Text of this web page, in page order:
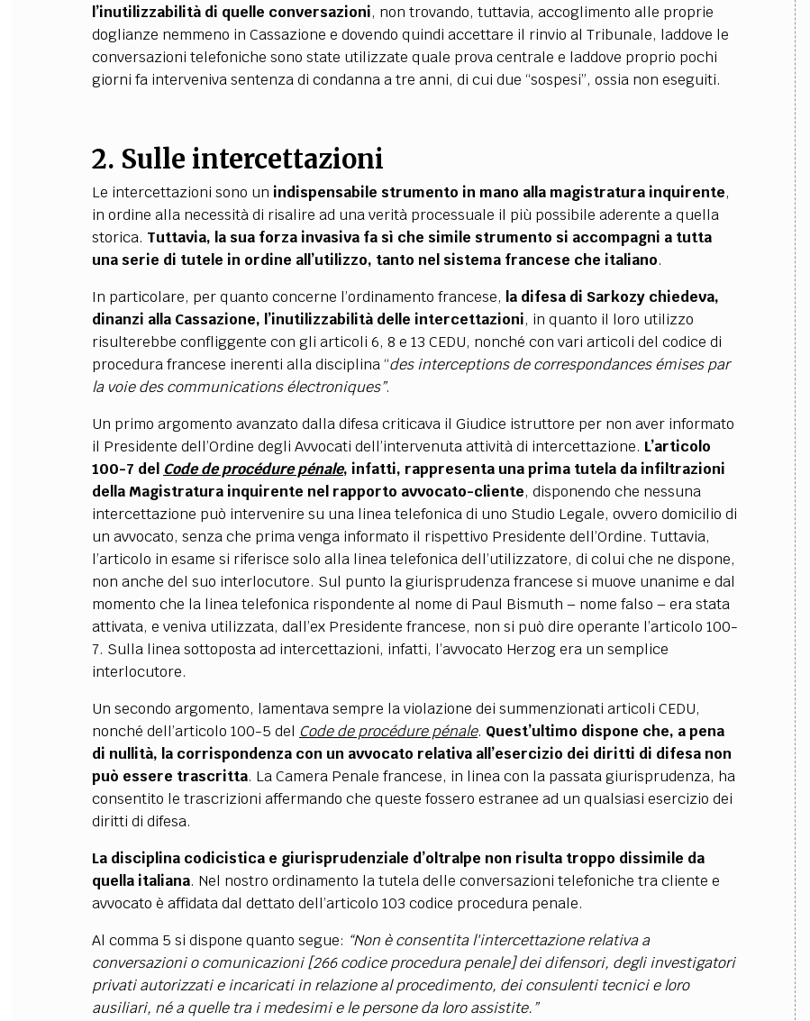
l’inutilizzabilità di quelle conversazioni, non trovando, tuttavia, accoglimento alle proprie
doglianze nemmeno in Cassazione e dovendo quindi accettare il rinvio al Tribunale, laddove le
conversazioni telefoniche sono state utilizzate quale prova centrale e laddove proprio pochi
giorni fa interveniva sentenza di condanna a tre anni, di cui due “sospesi”, ossia non eseguiti.
2. Sulle intercettazioni
Le intercettazioni sono un indispensabile strumento in mano alla magistratura inquirente,
in ordine alla necessità di risalire ad una verità processuale il più possibile aderente a quella
storica. Tuttavia, la sua forza invasiva fa sì che simile strumento si accompagni a tutta
una serie di tutele in ordine all’utilizzo, tanto nel sistema francese che italiano.
In particolare, per quanto concerne l’ordinamento francese, la difesa di Sarkozy chiedeva,
dinanzi alla Cassazione, l’inutilizzabilità delle intercettazioni, in quanto il loro utilizzo
risulterebbe confliggente con gli articoli 6, 8 e 13 CEDU, nonché con vari articoli del codice di
procedura francese inerenti alla disciplina “des interceptions de correspondances émises par
la voie des communications électroniques”.
Un primo argomento avanzato dalla difesa criticava il Giudice istruttore per non aver informato
il Presidente dell’Ordine degli Avvocati dell’intervenuta attività di intercettazione. L’articolo
100-7 del Code de procédure pénale, infatti, rappresenta una prima tutela da infiltrazioni
della Magistratura inquirente nel rapporto avvocato-cliente, disponendo che nessuna
intercettazione può intervenire su una linea telefonica di uno Studio Legale, ovvero domicilio di
un avvocato, senza che prima venga informato il rispettivo Presidente dell’Ordine. Tuttavia,
l’articolo in esame si riferisce solo alla linea telefonica dell’utilizzatore, di colui che ne dispone,
non anche del suo interlocutore. Sul punto la giurisprudenza francese si muove unanime e dal
momento che la linea telefonica rispondente al nome di Paul Bismuth – nome falso – era stata
attivata, e veniva utilizzata, dall’ex Presidente francese, non si può dire operante l’articolo 100-
7. Sulla linea sottoposta ad intercettazioni, infatti, l’avvocato Herzog era un semplice
interlocutore.
Un secondo argomento, lamentava sempre la violazione dei summenzionati articoli CEDU,
nonché dell’articolo 100-5 del Code de procédure pénale. Quest’ultimo dispone che, a pena
di nullità, la corrispondenza con un avvocato relativa all’esercizio dei diritti di difesa non
può essere trascritta. La Camera Penale francese, in linea con la passata giurisprudenza, ha
consentito le trascrizioni affermando che queste fossero estranee ad un qualsiasi esercizio dei
diritti di difesa.
La disciplina codicistica e giurisprudenziale d’oltralpe non risulta troppo dissimile da
quella italiana. Nel nostro ordinamento la tutela delle conversazioni telefoniche tra cliente e
avvocato è affidata dal dettato dell’articolo 103 codice procedura penale.
Al comma 5 si dispone quanto segue: “Non è consentita l'intercettazione relativa a
conversazioni o comunicazioni [266 codice procedura penale] dei difensori, degli investigatori
privati autorizzati e incaricati in relazione al procedimento, dei consulenti tecnici e loro
ausiliari, né a quelle tra i medesimi e le persone da loro assistite.”